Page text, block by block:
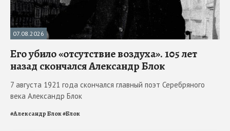
07.08.2026
Его убило «отсутствие воздуха». 105 лет
назад скончался Александр Блок
7 августа 1921 года скончался главный поэт Серебряного
века Александр Блок
#Александр Блок#Блок